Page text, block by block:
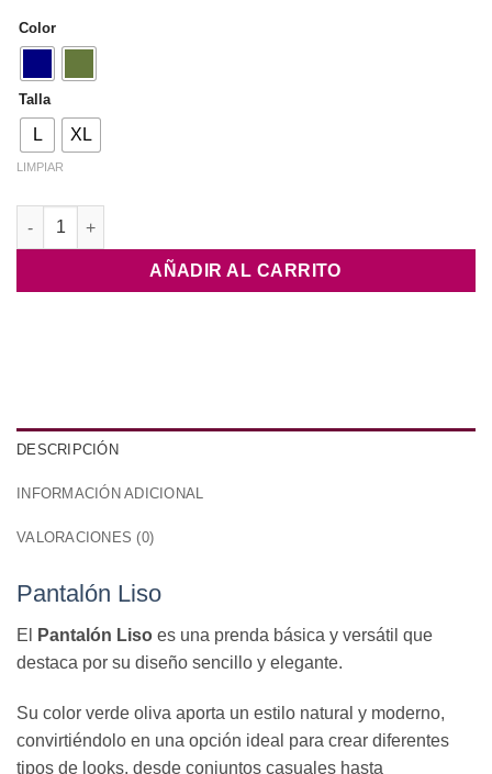
Color
Talla
L XL
LIMPIAR
Pantalón Liso cantidad
AÑADIR AL CARRITO
DESCRIPCIÓN
INFORMACIÓN ADICIONAL
VALORACIONES (0)
Pantalón Liso
El Pantalón Liso es una prenda básica y versátil que
destaca por su diseño sencillo y elegante.
Su color verde oliva aporta un estilo natural y moderno,
convirtiéndolo en una opción ideal para crear diferentes
tipos de looks, desde conjuntos casuales hasta